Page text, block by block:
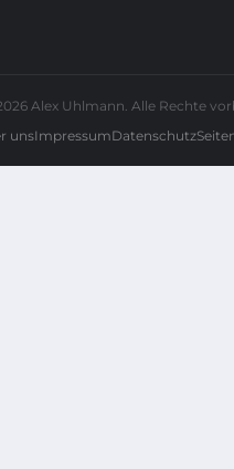
Alex Uhlmann. Alle Rechte
unsImpressumDatenschutz